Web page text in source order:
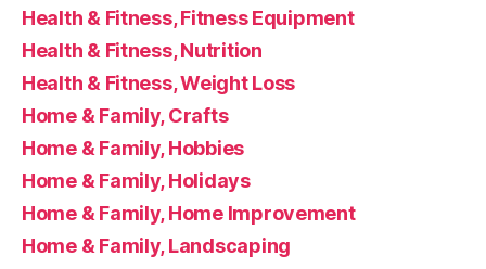
Health & Fitness, Fitness Equipment
Health & Fitness, Nutrition
Health & Fitness, Weight Loss
Home & Family, Crafts
Home & Family, Hobbies
Home & Family, Holidays
Home & Family, Home Improvement
Home & Family, Landscaping